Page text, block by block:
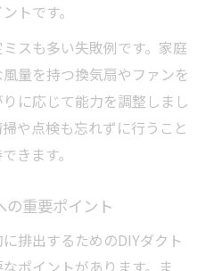
トです。
スも多い失敗例です。家庭
量を持つ換気扇やファンを
に応じて能力を調整しまし
や点検も忘れずに行うこと
きます。
の重要ポイント
排出するためのDIYダクト